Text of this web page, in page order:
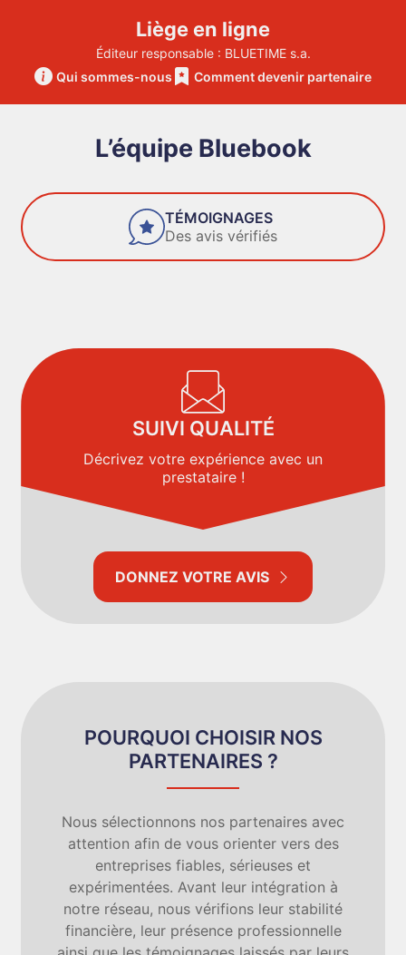
Liège en ligne
Éditeur responsable : BLUETIME s.a.
Qui sommes-nous
Comment devenir partenaire
L’équipe Bluebook
TÉMOIGNAGES
Des avis vérifiés
SUIVI QUALITÉ
Décrivez votre expérience avec un
prestataire !
DONNEZ VOTRE AVIS
POURQUOI CHOISIR NOS
PARTENAIRES ?
Nous sélectionnons nos partenaires avec
attention afin de vous orienter vers des
entreprises fiables, sérieuses et
expérimentées. Avant leur intégration à
notre réseau, nous vérifions leur stabilité
financière, leur présence professionnelle